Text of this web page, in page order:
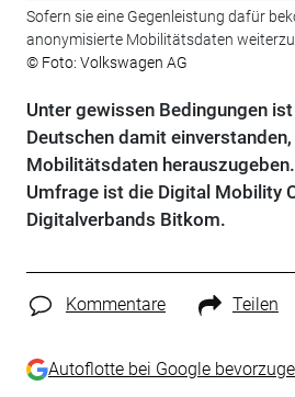
Sofern sie eine Gegenleistung dafür
anonymisierte Mobilitätsdaten
© Foto: Volkswagen AG
Unter gewissen Bedingungen
Deutschen damit
Mobilitätsdaten
Umfrage ist die Digital Mobility
Digitalverbands Bitkom.
Kommentare Teilen
Autoflotte bei Google